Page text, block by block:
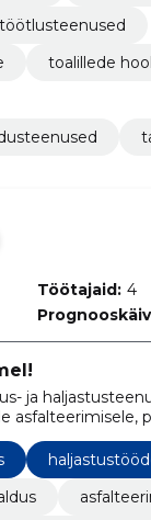
toalillede
Töötajaid: 4
ja
asfalteerimisele,